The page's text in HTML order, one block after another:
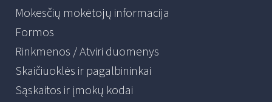
Mokesčių mokėtojų informacija
Formos
Rinkmenos / Atviri duomenys
Skaičiuoklės ir pagalbininkai
Sąskaitos ir įmokų kodai